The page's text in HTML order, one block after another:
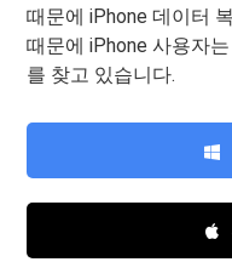
때문에 iPhone 데이터
때문에 iPhone 사용자
를 찾고 있습니다.